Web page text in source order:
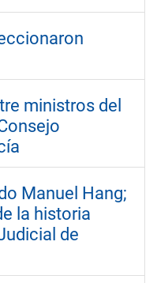
ministros del
Manuel Hang;
la historia
de